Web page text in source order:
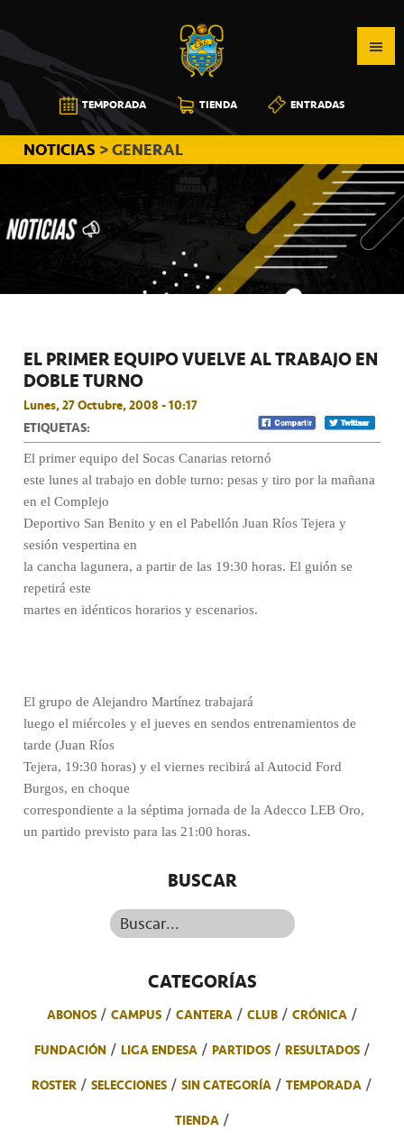
a
la
navegación
principal
al
contenido
principal
a
la
barra
lateral
principal
CB
CANARIAS
TEMPORADA TIENDA ENTRADAS
NOTICIAS > GENERAL
EL PRIMER EQUIPO VUELVE AL TRABAJO EN
DOBLE TURNO
Lunes, 27 Octubre, 2008 - 10:17
ETIQUETAS:
El primer equipo del Socas Canarias retornó
este lunes al trabajo en doble turno: pesas y tiro por la mañana
en el Complejo
Deportivo San Benito y en el Pabellón Juan Ríos Tejera y
sesión vespertina en
la cancha lagunera, a partir de las 19:30 horas. El guión se
repetirá este
martes en idénticos horarios y escenarios.
El grupo de Alejandro Martínez trabajará
luego el miércoles y el jueves en sendos entrenamientos de
tarde (Juan Ríos
Tejera, 19:30 horas) y el viernes recibirá al Autocid Ford
Burgos, en choque
correspondiente a la séptima jornada de la Adecco LEB Oro,
un partido previsto para las 21:00 horas.
BUSCAR
Buscar...
CATEGORÍAS
ABONOS CAMPUS CANTERA CLUB
CRÓNICA
FUNDACIÓN
LIGA ENDESA PARTIDOS
RESULTADOS
ROSTER
SELECCIONES SIN CATEGORÍA
TEMPORADA
TIENDA